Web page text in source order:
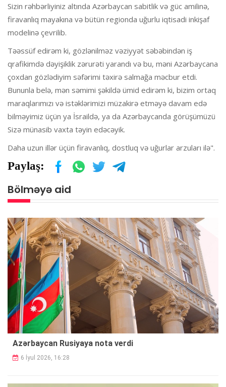
Sizin rəhbərliyiniz altında Azərbaycan sabitlik və güc amilinə,
firavanlıq mayakına və bütün regionda uğurlu iqtisadi inkişaf
modelinə çevrilib.
Təəssüf edirəm ki, gözlənilməz vəziyyət səbəbindən iş
qrafikimdə dəyişiklik zərurəti yarandı və bu, məni Azərbaycana
çoxdan gözlədiyim səfərimi təxirə salmağa məcbur etdi.
Bununla belə, mən səmimi şəkildə ümid edirəm ki, bizim ortaq
maraqlarımızı və istəklərimizi müzakirə etməyə davam edə
bilməyimiz üçün ya İsraildə, ya da Azərbaycanda görüşümüzü
Sizə münasib vaxta təyin edəcəyik.
Daha uzun illər üçün firavanlıq, dostluq və uğurlar arzuları ilə".
Paylaş:
Bölməyə aid
Azərbaycan Rusiyaya nota verdi
6 İyul 2026, 16:28